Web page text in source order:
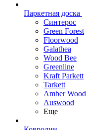
Паркетная доска
Синтерос
Green Forest
Floorwood
Galathea
Wood Bee
Greenline
Kraft Parkett
Tarkett
Amber Wood
Auswood
Еще